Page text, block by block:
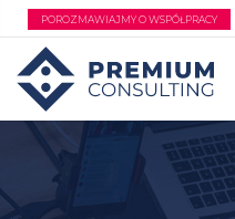
Przejdź
treści
POROZMAWIAJMY O WSPÓŁPRACY